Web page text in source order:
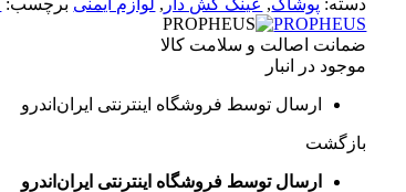
دسته: پوشاک, عینک کش دار , لوازم ایمنی برچسب:
PROPHEUS
ضمانت اصالت و سلامت کالا
موجود در انبار
ارسال توسط فروشگاه اینترنتی ایران‌اندرو
بازگشت
ارسال توسط فروشگاه اینترنتی ایران‌اندرو